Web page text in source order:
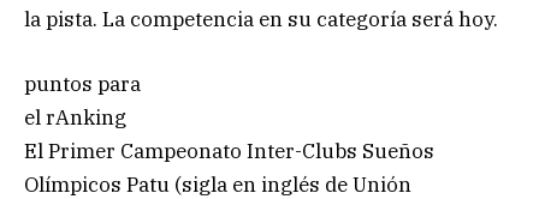
la pista. La competencia en su categoría será hoy.
puntos para
el rAnking
El Primer Campeonato Inter-Clubs Sueños
Olímpicos Patu (sigla en inglés de Unión